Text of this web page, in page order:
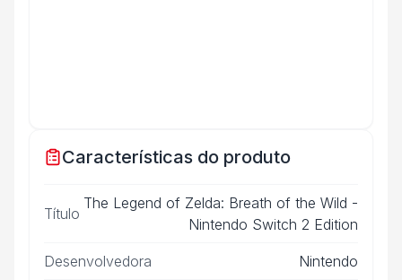
Características do produto
Título
The Legend of Zelda: Breath of the Wild -
Nintendo Switch 2 Edition
Desenvolvedora Nintendo